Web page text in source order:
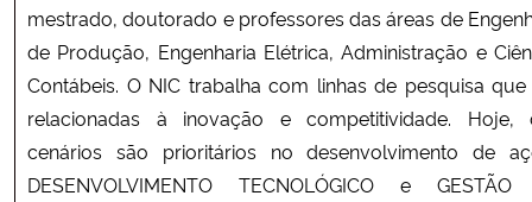
mestrado, doutorado e professores das áreas de
de Produção, Engenharia Elétrica, Administração e
Contábeis. O NIC trabalha com linhas de pesquisa
relacionadas à inovação e competitividade. Hoje,
cenários são prioritários no desenvolvimento de
DESENVOLVIMENTO TECNOLÓGICO e